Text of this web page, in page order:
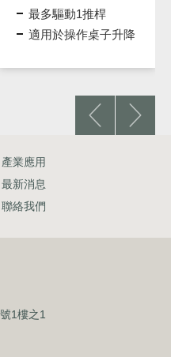
最多驅動1推桿
適用於操作桌子升降
產業應用
最新消息
聯絡我們
1樓之1